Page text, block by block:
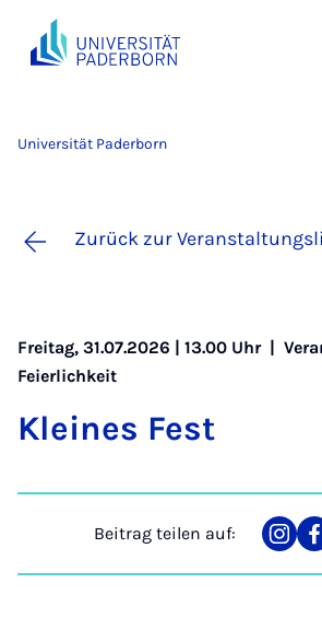
Universität Paderborn
Zurück zur
Freitag, 31.07.2026 | 13.00 Uhr |
Feierlichkeit
Klei­nes Fest
Beitrag teilen auf:
auf